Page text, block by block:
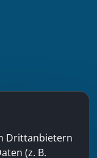
Drittanbietern
(z. B.